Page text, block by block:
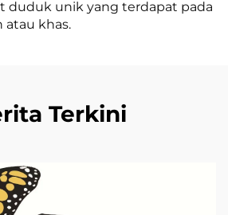
duduk unik yang terdapat pada
atau khas.
Terkini